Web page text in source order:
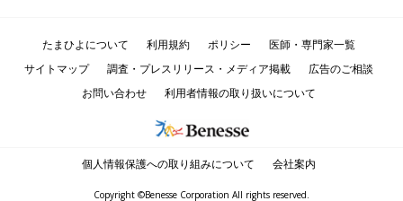
たまひよについて 利用規約 ポリシー
医師・専門家一覧
サイトマップ
調査・プレスリリース・メディア掲載
広告のご相談
お問い合わせ
利用者情報の取り扱いについて
個人情報保護への取り組みについて 会社案内
Copyright ©Benesse Corporation All rights reserved.